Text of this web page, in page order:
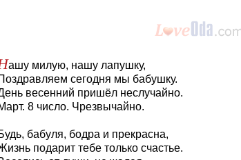
ашу милую, нашу лапушку,
сегодня мы бабушку.
весенний пришёл неслучайно.
8 число. Чрезвычайно.
бабуля, бодра и прекрасна,
подарит тебе только счастье.